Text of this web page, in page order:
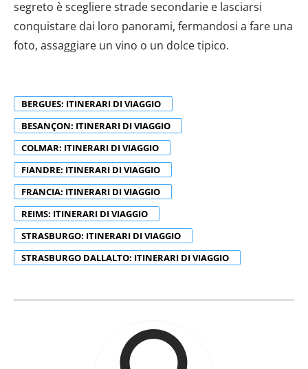
segreto è scegliere strade secondarie e lasciarsi
conquistare dai loro panorami, fermandosi a fare una
foto, assaggiare un vino o un dolce tipico.
BERGUES: ITINERARI DI VIAGGIO
BESANÇON: ITINERARI DI VIAGGIO
COLMAR: ITINERARI DI VIAGGIO
FIANDRE: ITINERARI DI VIAGGIO
FRANCIA: ITINERARI DI VIAGGIO
REIMS: ITINERARI DI VIAGGIO
STRASBURGO: ITINERARI DI VIAGGIO
STRASBURGO DALLALTO: ITINERARI DI VIAGGIO